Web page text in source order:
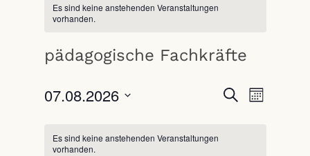
Es sind keine anstehenden Veranstaltungen
vorhanden.
pädagogische Fachkräfte
Suche
Monat
07.08.2026
von
Es sind keine anstehenden Veranstaltungen
vorhanden.